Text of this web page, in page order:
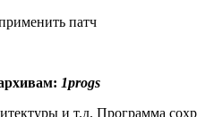
патч
1progs
и т.д. Программа